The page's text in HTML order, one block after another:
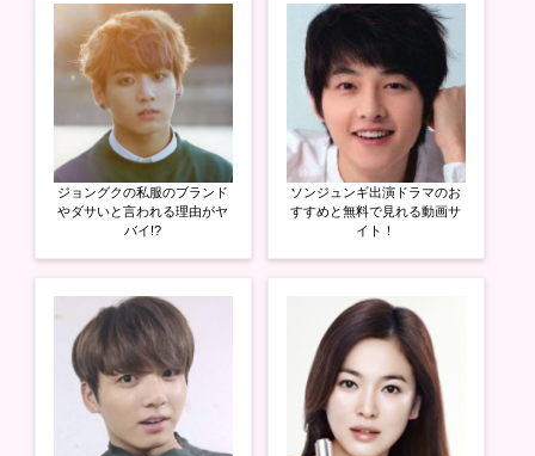
共
新
ウ
ン
ド
ウ
で
開
す
る
に
は
リ
ッ
ク
し
て
く
だ
さ
い
(
新
し
い
ウ
ド
ウ
開
き
ま
す
+
で
共
有
(
新
し
い
ウ
ィ
ン
ウ
で
開
す
ジョングクの私服のブランド
やダサいと言われる理由がヤ
バイ!?
ソンジュンギ出演ドラマのお
すすめと無料で見れる動画サ
イト！